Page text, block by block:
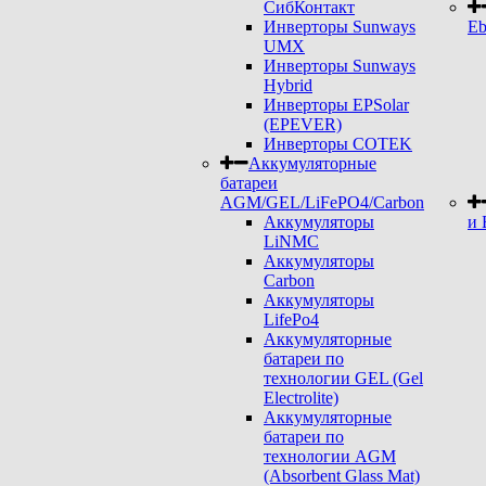
СибКонтакт
Инверторы Sunways
UMX
Инверторы Sunways
Hybrid
Инверторы EPSolar
(EPEVER)
Инверторы COTEK
Аккумуляторные
батареи
AGM/GEL/LiFePO4/Carbon
Аккумуляторы
LiNMC
Аккумуляторы
Carbon
Аккумуляторы
LifePo4
Аккумуляторные
батареи по
технологии GEL (Gel
Electrolite)
Аккумуляторные
батареи по
технологии AGM
(Absorbent Glass Mat)
и